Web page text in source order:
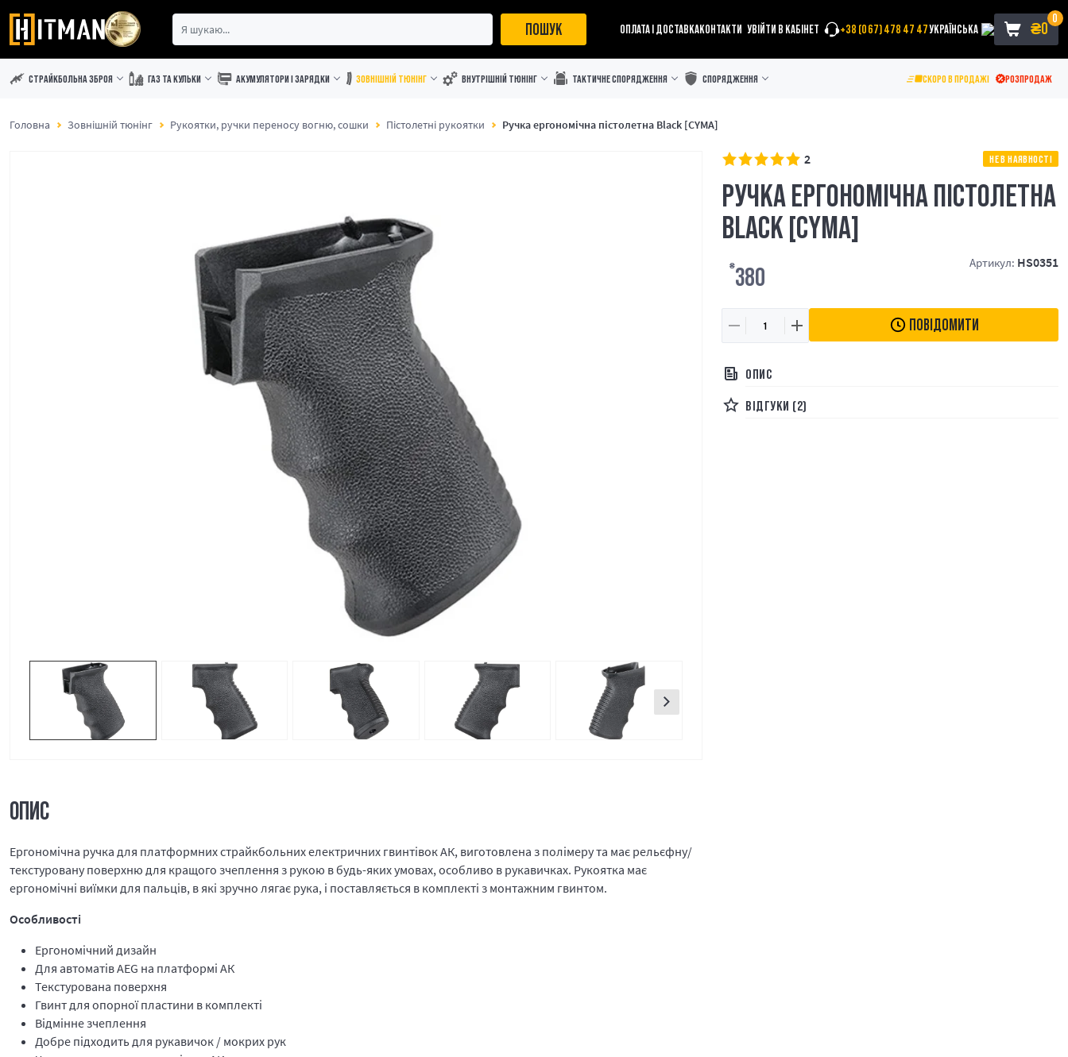
ПОШУК ОПЛАТА І ДОСТАВКАКОНТАКТИ УВІЙТИ В КАБІНЕТ +38 (067) 478 47 47УКРАЇНСЬКА
0
₴0
СТРАЙКБОЛЬНА ЗБРОЯ ГАЗ ТА КУЛЬКИ АКУМУЛЯТОРИ І ЗАРЯДКИ ЗОВНІШНІЙ ТЮНІНГ ВНУТРІШНІЙ ТЮНІНГ ТАКТИЧНЕ СПОРЯДЖЕННЯ СПОРЯДЖЕННЯ СКОРО В ПРОДАЖІ РОЗПРОДАЖ
Головна Зовнішній тюнінг Рукоятки, ручки переносу вогню, сошки Пістолетні рукоятки Ручка ергономічна пістолетна Black [CYMA]
2 НЕ В НАЯВНОСТІ
РУЧКА ЕРГОНОМІЧНА ПІСТОЛЕТНА
BLACK [CYMA]
₴380 Артикул: HS0351
ПОВІДОМИТИ
ОПИС
ВІДГУКИ (2)
ОПИС
Ергономічна ручка для платформних страйкбольних електричних гвинтівок АК, виготовлена з полімеру та має рельєфну/
текстуровану поверхню для кращого зчеплення з рукою в будь-яких умовах, особливо в рукавичках. Рукоятка має
ергономічні виїмки для пальців, в які зручно лягає рука, і поставляється в комплекті з монтажним гвинтом.
Особливості
Ергономічний дизайн
Для автоматів AEG на платформі АК
Текстурована поверхня
Гвинт для опорної пластини в комплекті
Відмінне зчеплення
Добре підходить для рукавичок / мокрих рук